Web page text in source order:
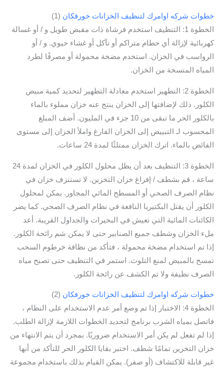
خطوات شركه اوامرك لتنظيف الخزانات خورفكان (1)
الخطوة 1: التنظيف استخدم فرشاة ذات مقبض طويل و / أو غسالة
كهربائية لإزالة أي حطام متراكم أو تآكل أو غشاء حيوي. و / أو
الرواسب في الخزان. استخدم مضخة محمولة أو مصرفًا لطرد
المياه المتسخة من الخزان.
الخطوة 2: التطهير استخدم معادلة التطهير لتحديد كمية مبيض
الكلور. ذلك لإضافتها إلى الخزان ينتج عنه خزان مملوء بالماء
بالكلور الحر ما تبقى من 10 جزء في المليون. أضف المبلغ
المحسوب لـ التبييض إلى الخزان الفارغ واملأ الخزان إلى مستوى
الفائض بالماء. اترك الخزان ممتلئًا لمدة 24 ساعات.
الخطوة 3: التنظيف بعد أن يظل محلول الكلور في الخزان لمدة 24
ساعة ، قم بشطف / إفراغ خزان التخزين. لا تستنزف خزان في
نظام الصرف الصحي أو المسطح المائي المجاور. يمكن لمحلول
الكلور أن يقتل البكتيريا النافعة في نظام الصرف الصحي. كما يضر
الكائنات المائية التي تعيش في البحيرات والجداول القريبة. أعد
ملء الخزان وشطف جميع الصنابير حتى لا يمكن شم رائحة الكلور.
إذا تم استخدام مضخة محمولة ، فتأكد من نظافة خرطوم السحب
تمسح بالمبيض لمنع التلوث. استمر في التنظيف حتى تصبح مياه
الصرف نظيفة ولا تم الكشف عن رائحة الكلور.
خطوات شركه اوامرك لتنظيف الخزانات خورفكان (2)
الخطوة 4: الاختبار إذا تم وضع أمر عدم الاستخدام على النظام ،
فاتصل بمياه الشرب برنامج لتحديد الخطوات اللازمة لإزالة الطلب.
إذا لم تفعل لم يكن أمر الاستخدام ضروريًا. بمجرد أن يتم الانتهاء من
خزان التخزين تمامًا شطف. اختبر بقايا الكلور الحر للتأكد من أنها
غير قابلة للاكتشاف (أو صفر). يمكن القيام بذلك باستخدام مجموعة